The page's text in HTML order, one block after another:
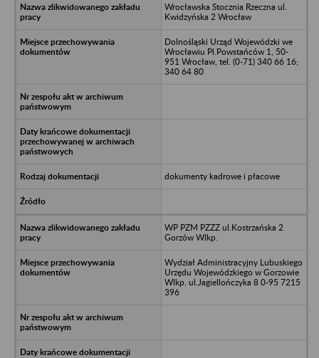
Wrocławska Stocznia Rzeczna ul.
Kwidzyńska 2 Wrocław
Dolnośląski Urząd Wojewódzki we
Wrocławiu Pl.Powstańców 1, 50-
951 Wrocław, tel. (0-71) 340 66 16;
340 64 80
dokumenty kadrowe i płacowe
WP PZM PZZZ ul.Kostrzańska 2
Gorzów Wlkp.
Wydział Administracyjny Lubuskiego
Urzędu Wojewódzkiego w Gorzowie
Wlkp. ul.Jagiellończyka 8 0-95 7215
396